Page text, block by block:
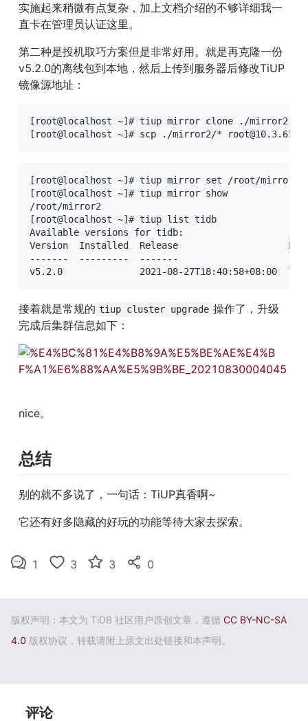
实施起来稍微有点复杂，加上文档介绍的不够详细我一
直卡在管理员认证这里。
第二种是投机取巧方案但是非常好用。就是再克隆一份
v5.2.0的离线包到本地，然后上传到服务器后修改TiUP
镜像源地址：
[root@localhost ~]# tiup mirror clone ./mirror2
[root@localhost ~]# scp ./mirror2/*
[root@localhost ~]# tiup mirror set /root/mirror2  #
[root@localhost ~]# tiup mirror show
/root/mirror2
[root@localhost ~]# tiup list tidb
Available versions for tidb:
Version  Installed  Release
-------  ---------  -------
v5.2.0              2021-08-27T18:40:58+08:00
接着就是常规的 tiup cluster upgrade 操作了，升级
完成后集群信息如下：
nice。
总结
别的就不多说了，一句话：TiUP真香啊~
它还有好多隐藏的好玩的功能等待大家去探索。
1 3 3 0
版权声明：本文为 TiDB 社区用户原创文章，遵循 CC BY-NC-SA
4.0 版权协议，转载请附上原文出处链接和本声明。
评论